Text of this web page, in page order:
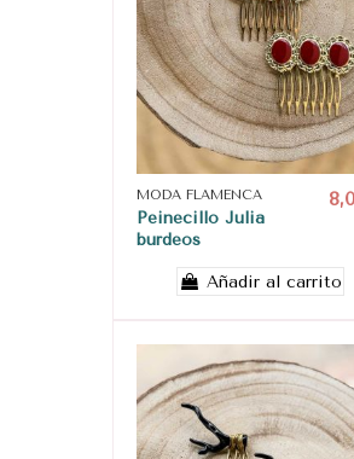
MODA FLAMENCA
Peinecillo Julia
burdeos
Añadir al carrito